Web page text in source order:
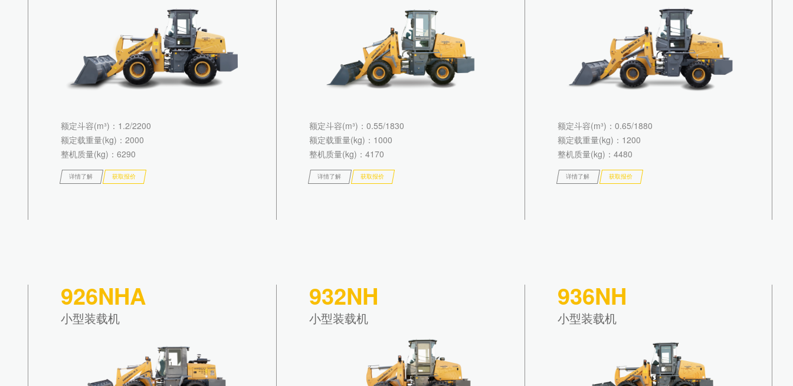
额定斗容(m³) ：1.2/2200
额定载重量(kg) ：2000
整机质量(kg) ：6290
详情了解 获取报价
额定斗容(m³) ：0.55/1830
额定载重量(kg) ：1000
整机质量(kg) ：4170
详情了解 获取报价
额定斗容(m³) ：0.65/1880
额定载重量(kg) ：1200
整机质量(kg) ：4480
详情了解 获取报价
926NHA
小型装载机
932NH
小型装载机
936NH
小型装载机